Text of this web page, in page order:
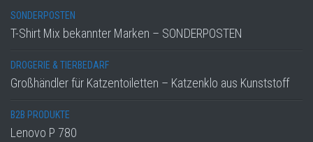
SONDERPOSTEN
T-Shirt Mix bekannter Marken – SONDERPOSTEN
DROGERIE & TIERBEDARF
Großhändler für Katzentoiletten – Katzenklo aus Kunststoff
B2B PRODUKTE
Lenovo P 780